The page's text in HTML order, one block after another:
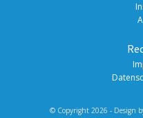
© Copyright 2026 - Design